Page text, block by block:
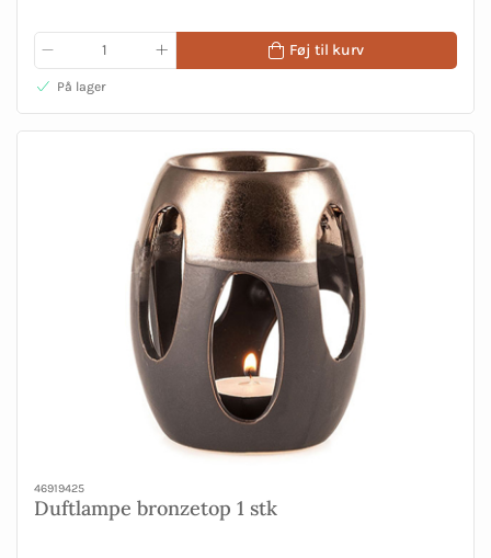
Føj til kurv
På lager
46919425
Duftlampe bronzetop 1 stk